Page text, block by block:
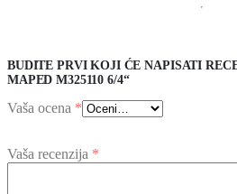
BUDITE PRVI KOJI ĆE NAPISATI
MAPED M325110 6/4“
Vaša ocena *
Vaša recenzija *